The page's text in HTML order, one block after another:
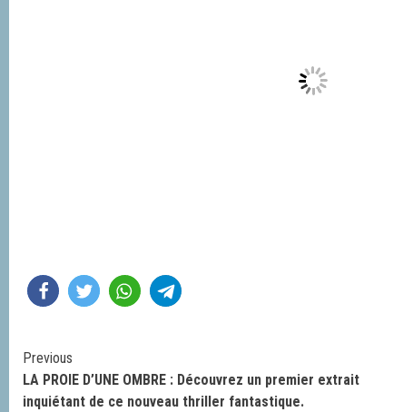
Continue
Reading
Previous
LA PROIE D’UNE OMBRE : Découvrez un premier extrait
inquiétant de ce nouveau thriller fantastique.